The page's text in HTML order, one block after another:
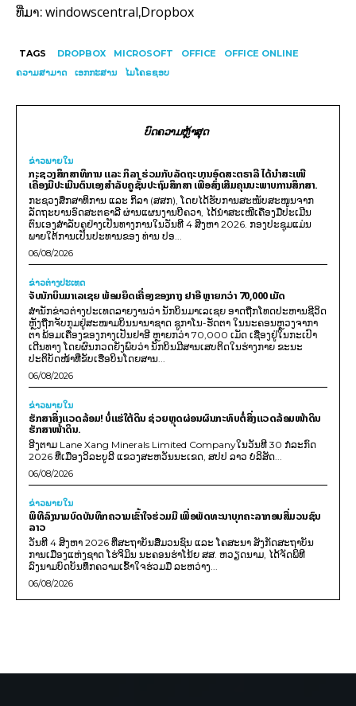
ທີ່ມາ: windowscentral,Dropbox
TAGS DROPBOX MICROSOFT OFFICE
OFFICE ONLINE
ຄວາມສາມາດ
ເອກກະສານ ໄມໂຄຣຊອບ
ບົດຄວາມຫຼ້າສຸດ
ຂ່າວພາຍ​ໃນ
ກະຊວງສຶກສາທິການ ແລະ ກິລາ ຮ່ວມກັບລັດຖະບານອົດສະຕຣາລີ ໄດ້ນຳສະເໜີ
ເຄື່ອງມືປະເມີນຕົນເອງສຳລັບຄູຊັ້ນປະຖົມສຶກສາ ເພື່ອສົ່ງເສີມຄຸນນະພາບການສຶກສາ.
ກະຊວງສຶກສາທິການ ແລະ ກິລາ (ສສກ), ໂດຍໄດ້ຮັບການສະໜັບສະໜູນຈາກ
ລັດຖະບານອົດສະຕຣາລີ ຜ່ານແຜນງານບີຄວາ, ໄດ້ນຳສະເໜີເຄື່ອງມືປະເມີນ
ຕົນເອງສຳລັບຄູຢ່າງເປັນທາງການໃນວັນທີ 4 ສິງຫາ 2026. ກອງປະຊຸມແມ່ນ
ພາຍໃຕ້ການເປັນປະທານຂອງ ທ່ານ ປອ...
06/08/2026
ຂ່າວຕ່າງປະເທດ
ຈັບນັກບິນມາເລເຊຍ ພ້ອມຍຶດເຄື່ອງຂອງກາງ ຢາອີ ຫຼາຍກວ່າ 70,000 ເມັດ
ສຳນັກຂ່າວຕ່າງປະເທດລາຍງານວ່າ ນັກບິນມາເລເຊຍ ອາດຖືກໂທດປະຫານຊີວິດ
ຫຼັງຖືກຈັບກຸມຢູ່ສະໜາມບິນນານາຊາດ ຊູກາໂນ-ຮັດຕາ ໃນນະຄອນຫຼວງຈາກາ
ຕາ ພ້ອມເຄື່ອງຂອງກາງເປັນຢາອີ ຫຼາຍກວ່າ 70,000 ເມັດ ເຊື່ອງຢູ່ໃນກະເປົາ
ເດີນທາງ ໂດຍຜົນກວດຍັງພົບວ່າ ນັກບິນມີສານເສບຕິດໃນຮ່າງກາຍ ຂະນະ
ປະຕິບັດໜ້າທີ່ຂັບເຮືອບິນໂດຍສານ...
06/08/2026
ຂ່າວພາຍ​ໃນ
ຮັກສາສິ່ງແວດລ້ອມ! ບໍ່ແຮ່ໃຕ້ດິນ ຊ່ວຍຫຼຸດຜ່ອນຜົນກະທົບຕໍ່ສິ່ງແວດລ້ອມໜ້າດິນ
ຮັກສາໜ້າດິນ.
ອີງຕາມ Lane Xang Minerals Limited Companyໃນວັນທີ 30 ກໍລະກົດ
2026 ທີ່ເມືອງວິລະບູລີ ແຂວງສະຫວັນນະເຂດ, ສປປ ລາວ ບໍລິສັດ...
06/08/2026
ຂ່າວພາຍ​ໃນ
ພິທີລົງນາມບົດບັນທຶກຄວາມເຂົ້າໃຈຮ່ວມມື ເພື່ອພັດທະນາບຸກຄະລາກອນສື່ມວນຊົນ
ລາວ
ວັນທີ 4 ສິງຫາ 2026 ທີ່ສະຖາບັນສື່ມວນຊົນ ແລະ ໂຄສະນາ ສັງກັດສະຖາບັນ
ການເມືອງແຫ່ງຊາດ ໂຮ່ຈິມິນ ນະຄອນຮ່າໂນ້ຍ ສສ. ຫວຽດນາມ, ໄດ້ຈັດພິທີ
ລົງນາມບົດບັນທຶກຄວາມເຂົ້າໃຈຮ່ວມມື ລະຫວ່າງ...
06/08/2026